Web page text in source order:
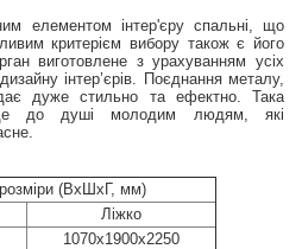
елементом інтер'єру спальні, що
критерієм вибору також є його
виготовлене з урахуванням усіх
інтер’єрів. Поєднання металу,
дуже стильно та ефектно. Така
до душі молодим людям, які
розміри (ВхШхГ, мм)
Ліжко
1070х1900х2250